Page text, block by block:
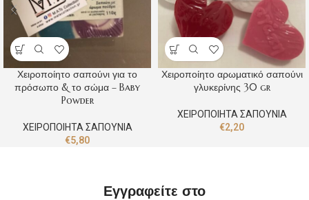
Χειροποίητο σαπούνι για το
πρόσωπο & το σώμα – Baby
Powder
ΧΕΙΡΟΠΟΙΗΤΑ ΣΑΠΟΥΝΙΑ
€5,80
Χειροποίητο αρωματικό σαπούνι
γλυκερίνης 30 gr
ΧΕΙΡΟΠΟΙΗΤΑ ΣΑΠΟΥΝΙΑ
€2,20
Εγγραφείτε στο